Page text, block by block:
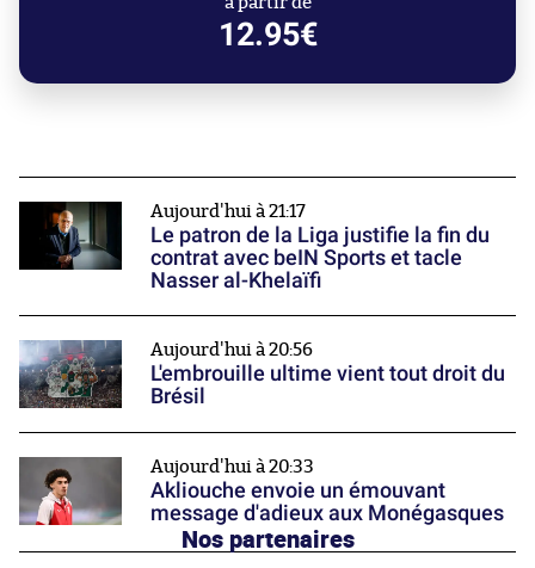
12.95€
Aujourd'hui à 21:17
Le patron de la Liga justifie la fin du
contrat avec beIN Sports et tacle
Nasser al-Khelaïfi
Aujourd'hui à 20:56
L'embrouille ultime vient tout droit du
Brésil
Aujourd'hui à 20:33
Akliouche envoie un émouvant
message d'adieux aux Monégasques
Nos partenaires